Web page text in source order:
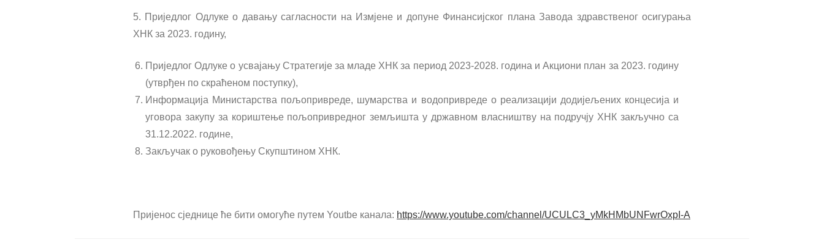
5. Приједлог Одлуке о давању сагласности на Измјене и допуне Финансијског плана Завода здравственог осигурања
ХНК за 2023. годину,
Приједлог Одлуке о усвајању Стратегије за младе ХНК за период 2023-2028. година и Акциони план за 2023. годину
(утврђен по скраћеном поступку),
Информација Министарства пољопривреде, шумарства и водопривреде о реализацији додијељених концесија и
уговора закупу за кориштење пољопривредног земљишта у државном власништву на подручју ХНК закључно са
31.12.2022. године,
Закључак о руковођењу Скупштином ХНК.
Пријенос сједнице ће бити омогуће путем Youtbe канала: https://www.youtube.com/channel/UCULC3_yMkHMbUNFwrOxpI-A